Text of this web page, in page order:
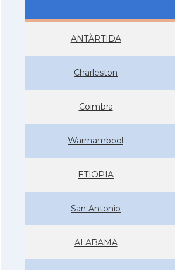
ANTÀRTIDA
Charleston
Coimbra
Warrnambool
ETIOPIA
San Antonio
ALABAMA